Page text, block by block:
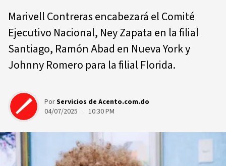
Marivell Contreras encabezará el Comité
Ejecutivo Nacional, Ney Zapata en la filial
Santiago, Ramón Abad en Nueva York y
Johnny Romero para la filial Florida.
PorServicios de Acento.com.do
04/07/2025 · 10:30 PM